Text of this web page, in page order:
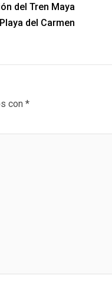
del Tren Maya
del Carmen
con *